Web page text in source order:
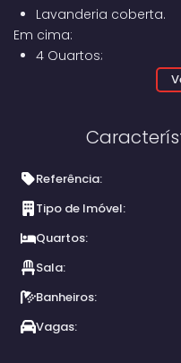
Lavanderia coberta.
Em cima:
4 Quartos;
Referência:
Tipo de Imóvel:
Quartos:
Sala:
Banheiros:
Vagas: